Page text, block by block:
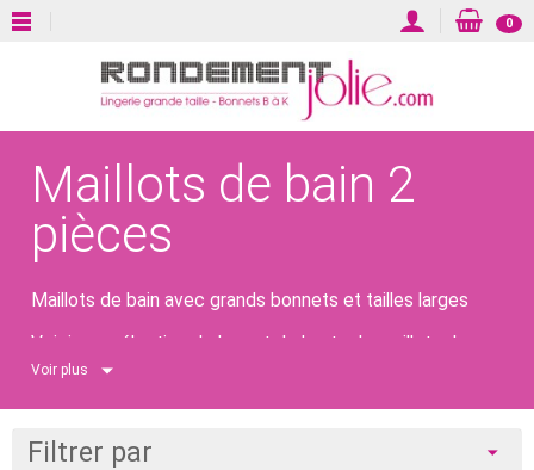
0
Maillots de bain 2
pièces
Maillots de bain avec grands bonnets et tailles larges
Voici une sélection de bas et de hauts de maillots de
bain que vous associerez selon vos goût : unis,
tailles pour que les femmes avec des formes puissent
aussi en profiter !
Voir plus
Filtrer par